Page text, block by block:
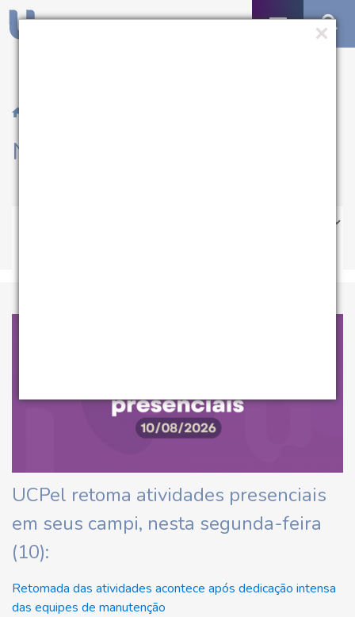
Notícias
UCPel retoma atividades presenciais
em seus campi, nesta segunda-feira
(10):
Retomada das atividades acontece após dedicação intensa
das equipes de manutenção